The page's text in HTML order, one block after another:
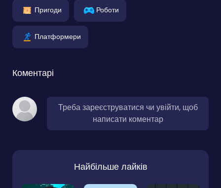
Пригоди Роботи
Платформери
Коментарі
Треба зареєструватися чи увійти, щоб
написати коментар
Найбільше лайків